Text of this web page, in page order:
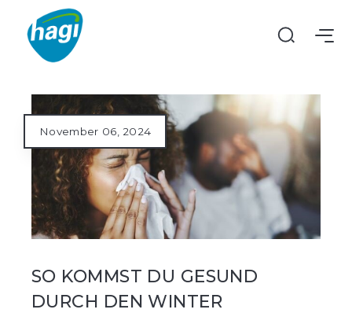
SO KOMMST DU GESUND
DURCH DEN WINTER
November 06, 2024